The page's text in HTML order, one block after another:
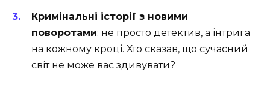
Кримінальні історії з новими
поворотами: не просто детектив, а інтрига
на кожному кроці. Хто сказав, що сучасний
світ не може вас здивувати?